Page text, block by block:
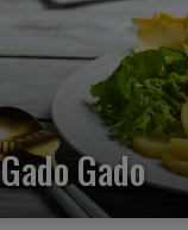
Gado Gado